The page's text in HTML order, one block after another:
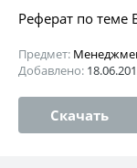
Реферат по теме
Предмет:
Добавлено:
Скачать